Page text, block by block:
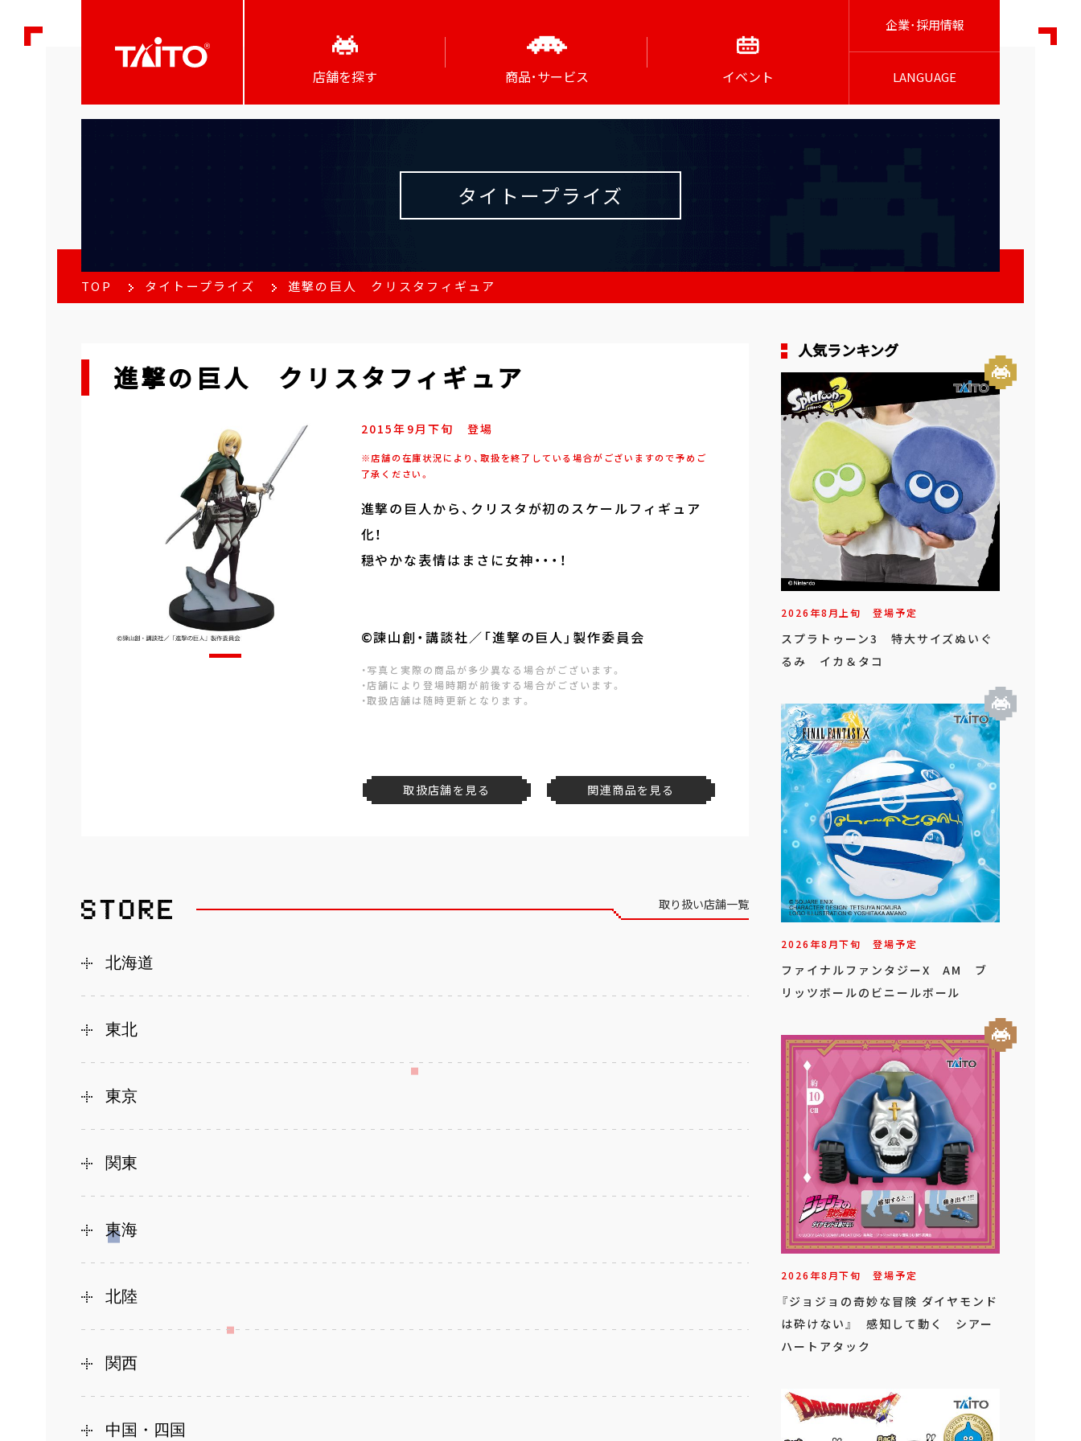
店舗を探す 商品･サービス イベント
企業･採用情報
LANGUAGE
タイトープライズ
TOP タイトープライズ 進撃の巨人 クリスタフィギュア
進撃の巨人 クリスタフィギュア
2015年 9月下旬 登場
※店舗の在庫状況により、取扱を終了している場合がございますので予めご
了承ください。
進撃の巨人から、クリスタが初のスケールフィギュア
化！
穏やかな表情はまさに女神・・・！
©諫山創・講談社／「進撃の巨人」製作委員会
・写真と実際の商品が多少異なる場合がございます。
・店舗により登場時期が前後する場合がございます。
・取扱店舗は随時更新となります。
取扱店舗を見る 関連商品を見る
取り扱い店舗一覧
北海道
東北
東京
関東
東海
北陸
関西
中国・四国
人気ランキング
2026年8月上旬 登場予定
スプラトゥーン3 特大サイズぬいぐ
るみ イカ＆タコ
2026年8月下旬 登場予定
ファイナルファンタジーX AM ブ
リッツボールのビニールボール
2026年8月下旬 登場予定
『ジョジョの奇妙な冒険 ダイヤモンド
は砕けない』 感知して動く シアー
ハートアタック